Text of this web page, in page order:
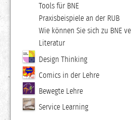
Tools für BNE
Praxisbeispiele an der RUB
Wie können Sie sich zu BNE
Literatur
Design Thinking
Comics in der Lehre
Bewegte Lehre
Service Learning